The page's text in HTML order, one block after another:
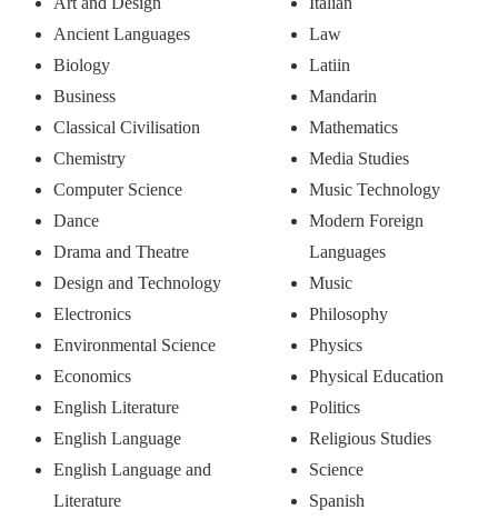
Ancient Languages
Biology
Business
Classical Civilisation
Chemistry
Computer Science
Dance
Drama and Theatre
Design and Technology
Electronics
Environmental Science
Economics
English Literature
English Language
English Language and
Literature
Law
Latiin
Mandarin
Mathematics
Media Studies
Music Technology
Modern Foreign
Languages
Music
Philosophy
Physics
Physical Education
Politics
Religious Studies
Science
Spanish